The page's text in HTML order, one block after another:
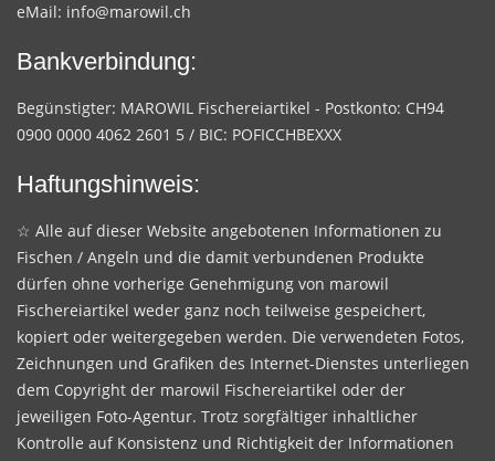
eMail: info@marowil.ch
Bankverbindung:
Begünstigter: MAROWIL Fischereiartikel - Postkonto: CH94
0900 0000 4062 2601 5 / BIC: POFICCHBEXXX
Haftungshinweis:
☆ Alle auf dieser Website angebotenen Informationen zu
Fischen / Angeln und die damit verbundenen Produkte
dürfen ohne vorherige Genehmigung von marowil
Fischereiartikel weder ganz noch teilweise gespeichert,
kopiert oder weitergegeben werden. Die verwendeten Fotos,
Zeichnungen und Grafiken des Internet-Dienstes unterliegen
dem Copyright der marowil Fischereiartikel oder der
jeweiligen Foto-Agentur. Trotz sorgfältiger inhaltlicher
Kontrolle auf Konsistenz und Richtigkeit der Informationen